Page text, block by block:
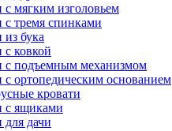
с мягким изголовьем
с тремя спинками
из бука
с ковкой
с подъемным механизмом
с ортопедическим основанием
кровати
с ящиками
для дачи